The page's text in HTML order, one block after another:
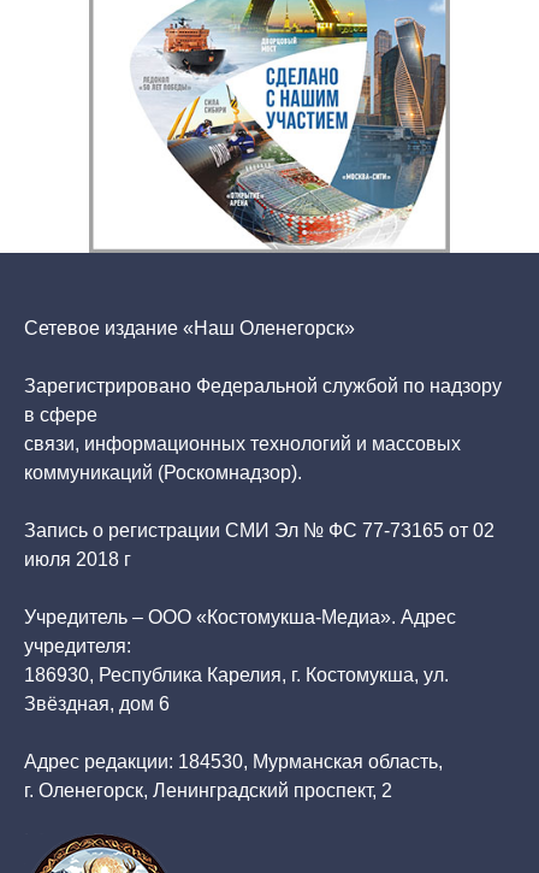
Сетевое издание «Наш Оленегорск»
Зарегистрировано Федеральной службой по надзору
в сфере
связи, информационных технологий и массовых
коммуникаций (Роскомнадзор).
Запись о регистрации СМИ Эл № ФС 77-73165 от 02
июля 2018 г
Учредитель – ООО «Костомукша-Медиа». Адрес
учредителя:
186930, Республика Карелия, г. Костомукша, ул.
Звёздная, дом 6
Адрес редакции: 184530, Мурманская область,
г. Оленегорск, Ленинградский проспект, 2